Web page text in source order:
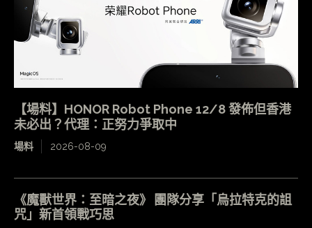
【場料】HONOR Robot Phone 12/8 發佈但香港
未必出？代理：正努力爭取中
場料 2026-08-09
《魔獸世界：至暗之夜》 團隊分享「烏拉特克的詛
咒」新首領戰巧思